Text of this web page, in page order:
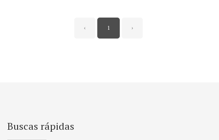
‹ 1 ›
Buscas rápidas